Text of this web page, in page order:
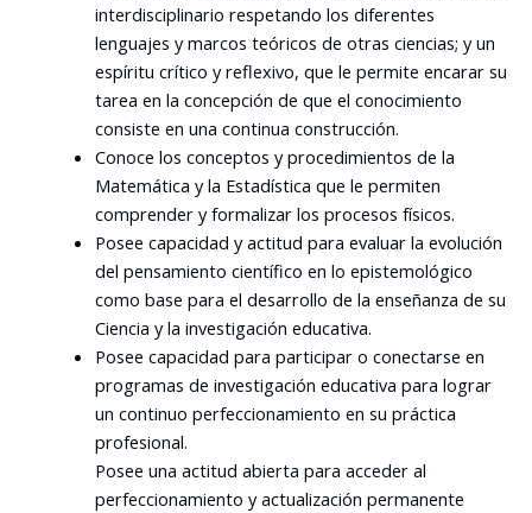
interdisciplinario respetando los diferentes
lenguajes y marcos teóricos de otras ciencias; y un
espíritu crítico y reflexivo, que le permite encarar su
tarea en la concepción de que el conocimiento
consiste en una continua construcción.
Conoce los conceptos y procedimientos de la
Matemática y la Estadística que le permiten
comprender y formalizar los procesos físicos.
Posee capacidad y actitud para evaluar la evolución
del pensamiento científico en lo epistemológico
como base para el desarrollo de la enseñanza de su
Ciencia y la investigación educativa.
Posee capacidad para participar o conectarse en
programas de investigación educativa para lograr
un continuo perfeccionamiento en su práctica
profesional.
Posee una actitud abierta para acceder al
perfeccionamiento y actualización permanente